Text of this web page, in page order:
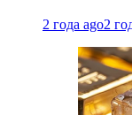
2 года ago2